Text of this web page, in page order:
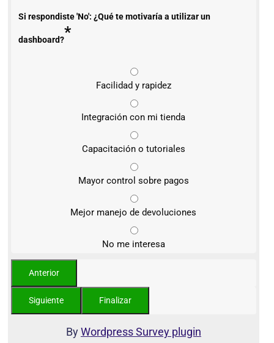
Si respondiste 'No': ¿Qué te motivaría a utilizar un
dashboard?*
Facilidad y rapidez
Integración con mi tienda
Capacitación o tutoriales
Mayor control sobre pagos
Mejor manejo de devoluciones
No me interesa
ByWordpress Survey plugin